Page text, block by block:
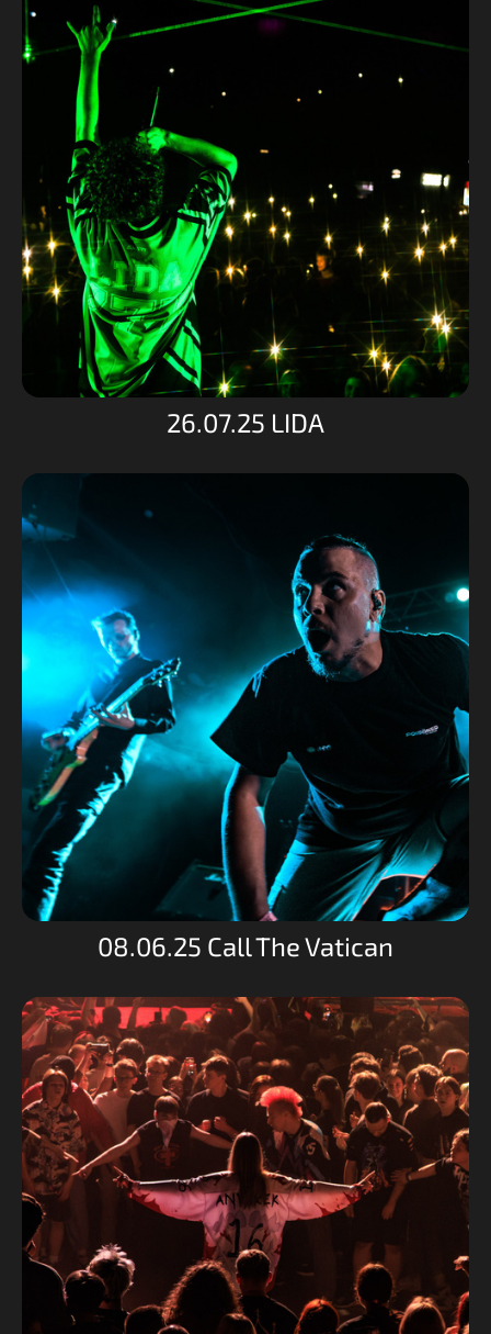
26.07.25 LIDA
08.06.25 Call The Vatican